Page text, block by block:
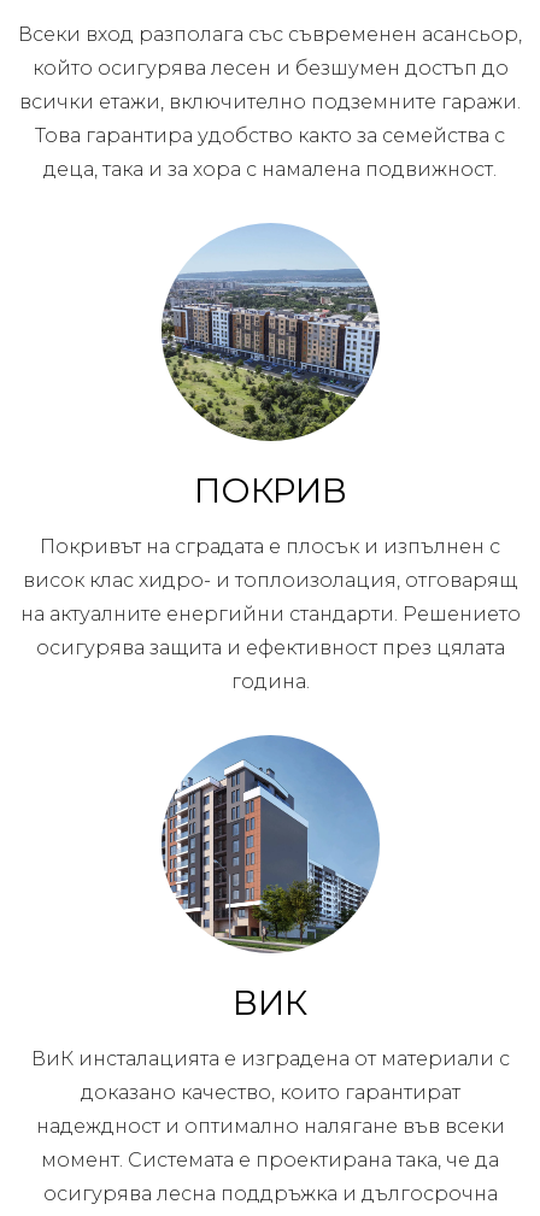
Всеки вход разполага със съвременен асансьор,
който осигурява лесен и безшумен достъп до
всички етажи, включително подземните гаражи.
Това гарантира удобство както за семейства с
деца, така и за хора с намалена подвижност.
ПОКРИВ
Покривът на сградата е плосък и изпълнен с
висок клас хидро- и топлоизолация, отговарящ
на актуалните енергийни стандарти. Решението
осигурява защита и ефективност през цялата
година.
ВИК
ВиК инсталацията е изградена от материали с
доказано качество, които гарантират
надеждност и оптимално налягане във всеки
момент. Системата е проектирана така, че да
осигурява лесна поддръжка и дългосрочна